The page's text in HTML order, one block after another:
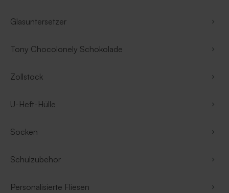
Glasuntersetzer
Tony Chocolonely Schokolade
Zollstock
U-Heft-Hülle
Socken
Schulzubehör
Personalisierte Fliesen